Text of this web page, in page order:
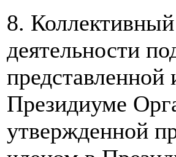
8.
деятельности
Президиуме
утвержденной